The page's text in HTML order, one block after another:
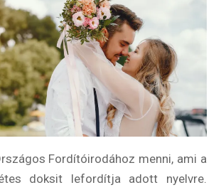
Fordítóirodához menni, ami a
doksit lefordítja adott nyelvre.